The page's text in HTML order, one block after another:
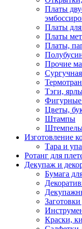
Платы
Платы
Платы
Платы,
Прочие
Тэги,
Цветы,
Штампы
Изготовление
Тара и
Ротанг для
Декупаж и
Бумага
Краски,